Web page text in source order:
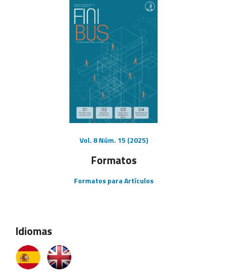
Vol. 8 Núm. 15 (2025)
Formatos
Formatos para Artículos
Idiomas